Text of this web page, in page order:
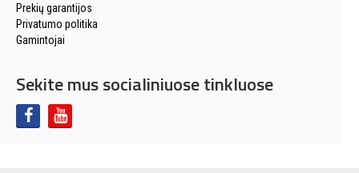
Prekių garantijos
Privatumo politika
Gamintojai
Sekite mus socialiniuose tinkluose